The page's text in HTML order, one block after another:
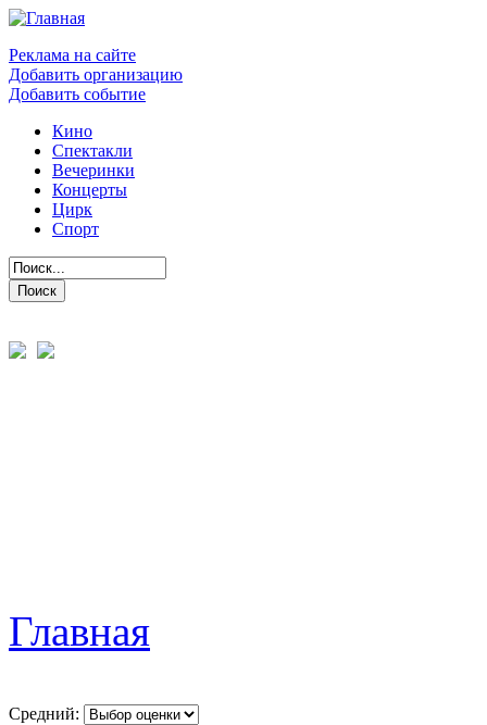
Реклама на сайте
Добавить организацию
Добавить событие
Кино
Спектакли
Вечеринки
Концерты
Цирк
Спорт
Главная
Средний: